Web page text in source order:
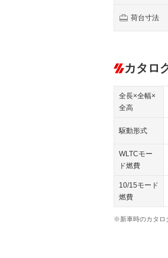
荷台寸法
カタロ
全長×全幅×
全高
駆動形式
WLTCモー
ド燃費
10/15モード
燃費
※新車時のカタロ